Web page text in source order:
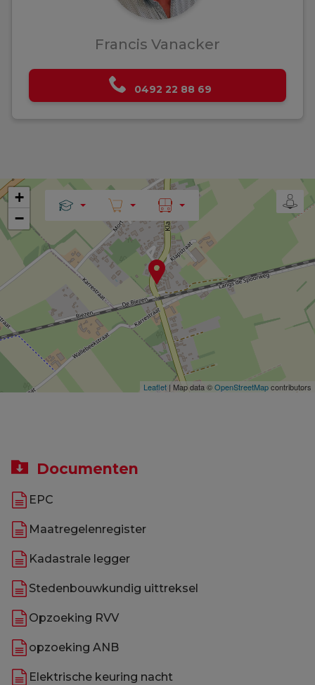
Francis Vanacker
0492 22 88 69
+
−
Leaflet | Map data ©OpenStreetMapcontributors
Documenten
EPC
Maatregelenregister
Kadastrale legger
Stedenbouwkundig uittreksel
Opzoeking RVV
opzoeking ANB
Elektrische keuring nacht